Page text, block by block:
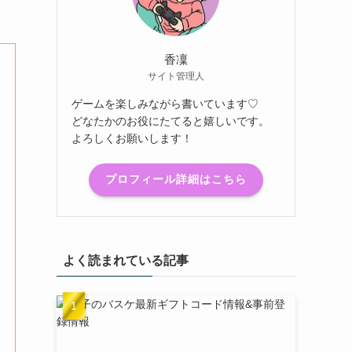
香凜
サイト管理人
ゲームを楽しみながら書いています♡
どなたかのお役にたてると嬉しいです。
よろしくお願いします！
プロフィール詳細はこちら
よく読まれている記事